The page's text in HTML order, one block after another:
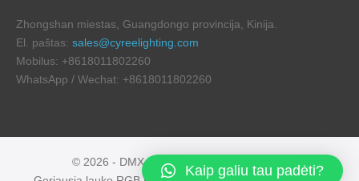
Zhongshan miestas, Guangdongo provincija, Kinija.
El. paštas: sales@cyreelighting.com
Mobilus: +8618011802260
WhatsApp / Wechat: +8618011802260
© 2026 - DMX FLOOD | All rights reserved
Kaip galiu tau padėti?